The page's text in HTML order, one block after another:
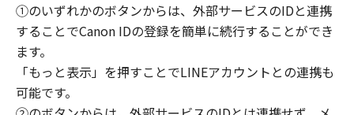
①のいずれかのボタンからは、外部サービスのIDと連携
することでCanon IDの登録を簡単に続行することができ
ます。
「もっと表示」を押すことでLINEアカウントとの連携も
可能です。